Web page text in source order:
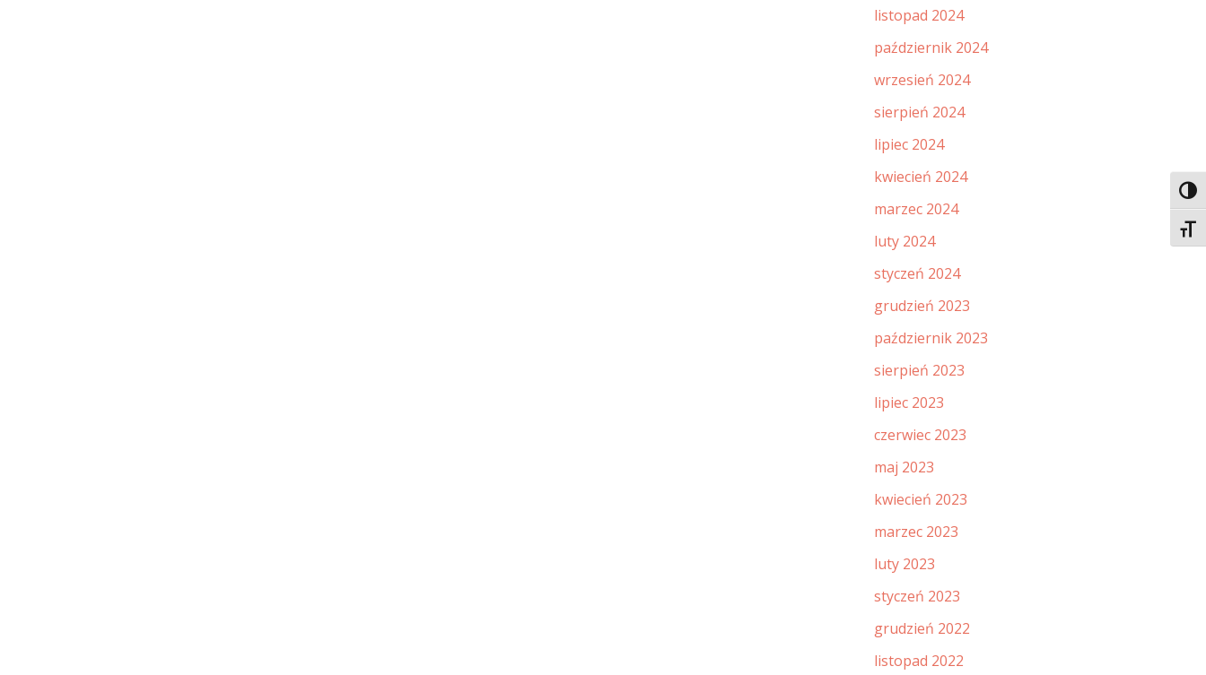
listopad 2024
październik 2024
wrzesień 2024
sierpień 2024
lipiec 2024
kwiecień 2024
marzec 2024
luty 2024
styczeń 2024
grudzień 2023
październik 2023
sierpień 2023
lipiec 2023
czerwiec 2023
maj 2023
kwiecień 2023
marzec 2023
luty 2023
styczeń 2023
grudzień 2022
listopad 2022